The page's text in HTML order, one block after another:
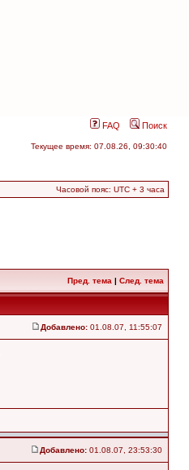
FAQ Поиск
Текущее время: 07.08.26, 09:30:40
Часовой пояс: UTC + 3 часа
Пред. тема | След. тема
Добавлено: 01.08.07, 11:55:07
Добавлено: 01.08.07, 23:53:30